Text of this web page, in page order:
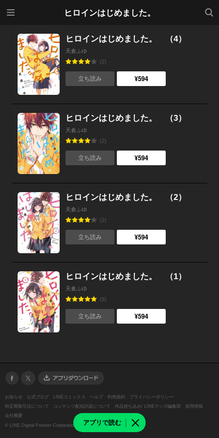
ヒロインはじめました。
検索
アプリで読む
ヒロインはじめました。 （4）
天倉ふゆ
(2)
立ち読み ¥594
ヒロインはじめました。 （3）
天倉ふゆ
(2)
立ち読み ¥594
ヒロインはじめました。 （2）
天倉ふゆ
(2)
立ち読み ¥594
ヒロインはじめました。 （1）
天倉ふゆ
(8)
立ち読み ¥594
お知らせ 公式ブログ LINEコミックス ヘルプ 利用規約
プライバシーポリシー
特定商取引法について
コンテンツ配信許諾について 作品持ち込み/ LINEマンガ編集部
採用情報
会社概要
© LINE Digital Frontier Corporation